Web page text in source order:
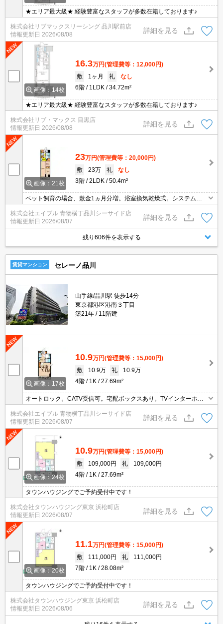
★エリア最大級★ 経験豊富なスタッフが多数在籍しております♪
株式会社リブマックスリーシング 品川駅前店
情報更新日 2026/08/08
詳細を見る
画像：14枚
16.3万円(管理費等：12,000円)
敷
1ヶ月 礼
なし
6階
1LDK 34.72m²
★エリア最大級★ 経験豊富なスタッフが多数在籍しております♪
株式会社リブ・マックス 目黒店
情報更新日 2026/08/08
詳細を見る
画像：21枚
23万円(管理費等：20,000円)
敷
23万 礼
なし
3階
2LDK 50.4m²
ペット飼育の場合、敷金1ヵ月分増。浴室換気乾燥式。システムキ
ッチン。ピアノ相談可。フリーレント1ヶ月。
株式会社エイブル 青物横丁品川シーサイド店
情報更新日 2026/08/07
詳細を見る
残り606件を表示する
賃貸マンション セレーノ品川
山手線/品川駅 徒歩14分
東京都港区港南３丁目
築21年
11階建
画像：17枚
10.9万円(管理費等：15,000円)
敷
10.9万 礼
10.9万
4階
1K 27.69m²
オートロック。CATV受信可。宅配ボックスあり。TVインターホン
付き。フローリング。
株式会社エイブル 青物横丁品川シーサイド店
情報更新日 2026/08/07
詳細を見る
画像：24枚
10.9万円(管理費等：15,000円)
敷
109,000円 礼
109,000円
4階
1K 27.69m²
タウンハウジングでご予約受付中です！
株式会社タウンハウジング東京 浜松町店
情報更新日 2026/08/07
詳細を見る
画像：20枚
11.1万円(管理費等：15,000円)
敷
111,000円 礼
111,000円
7階
1K 28.08m²
タウンハウジングでご予約受付中です！
株式会社タウンハウジング東京 浜松町店
情報更新日 2026/08/06
詳細を見る